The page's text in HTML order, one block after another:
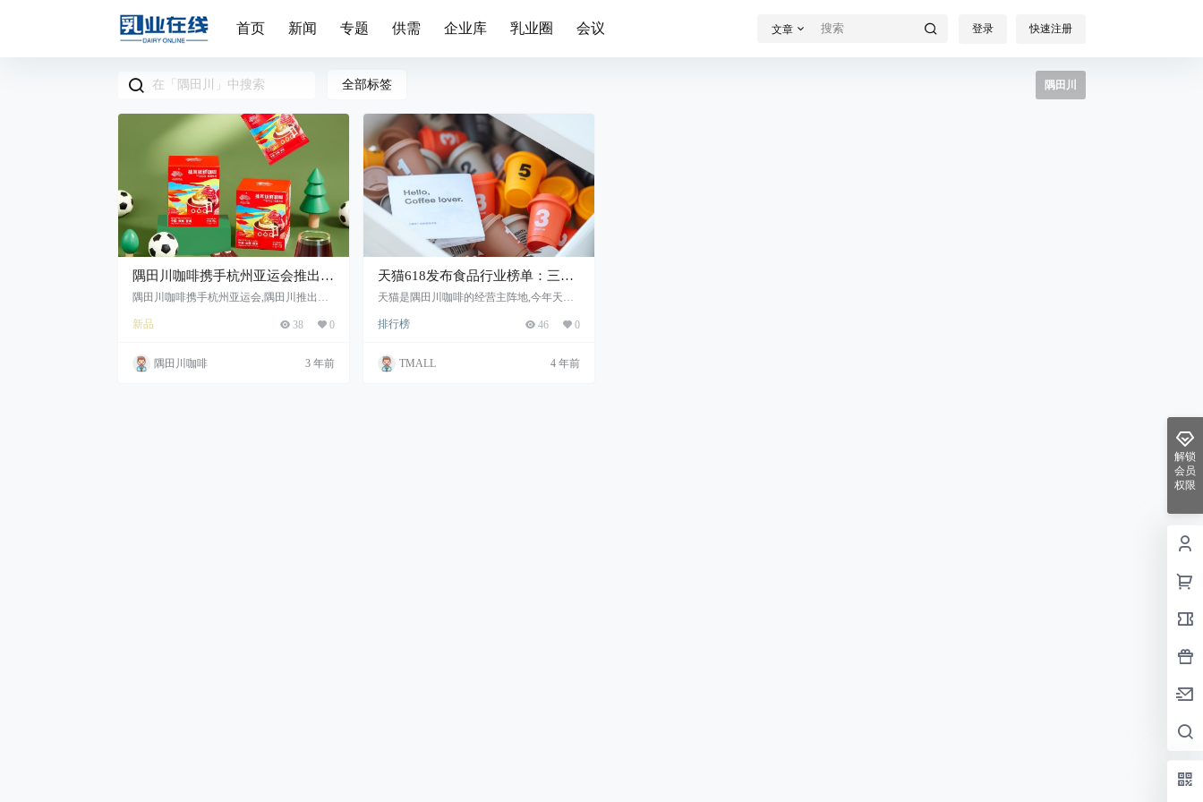
首页 新闻 专题 供需 企业库 乳业圈 会议 文章 登录 快速注册
全部标签 隅田川
隅田川咖啡携手杭州亚运会推出全
新公益咖啡：亚运圆梦系列·中国
隅田川咖啡携手杭州亚运会,隅田川推出全
新品
38 0
隅田川咖啡 3 年前
天猫618发布食品行业榜单：三顿
半、空刻、隅田川等5家国货新品
天猫是隅田川咖啡的经营主阵地,今年天猫6
国民饮品
排行榜 46 0
TMALL 4 年前
解锁
会员
权限